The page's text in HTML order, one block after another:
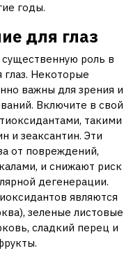
годы.
для глаз
роль в
Некоторые
важны для зрения и
Включите в свой
такими
и зеаксантин. Эти
от повреждений,
и снижают риск
дегенерации.
являются
зеленые листовые
сладкий перец и